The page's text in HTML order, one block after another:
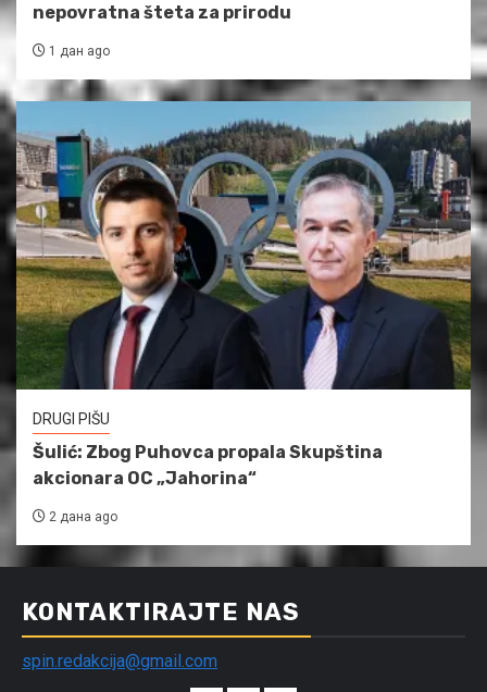
nepovratna šteta za prirodu
1 дан ago
DRUGI PIŠU
Šulić: Zbog Puhovca propala Skupština
akcionara OC „Jahorina“
2 дана ago
KONTAKTIRAJTE NAS
spin.redakcija@gmail.com